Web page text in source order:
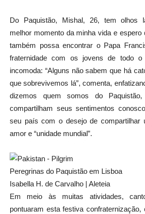
Do Paquistão, Mishal, 26, tem olhos
melhor momento da minha vida e espero
também possa encontrar o Papa
fraternidade com os jovens de todo
incomoda: “Alguns não sabem que há
que sobrevivemos lá”, comenta,
dizemos quem somos do
compartilham seus sentimentos
seu país com o desejo de compartilhar
amor e “unidade mundial”.
Peregrinas do Paquistão em Lisboa
Isabella H. de Carvalho | Aleteia
Em meio às muitas atividades,
pontuaram esta festiva confraternização,